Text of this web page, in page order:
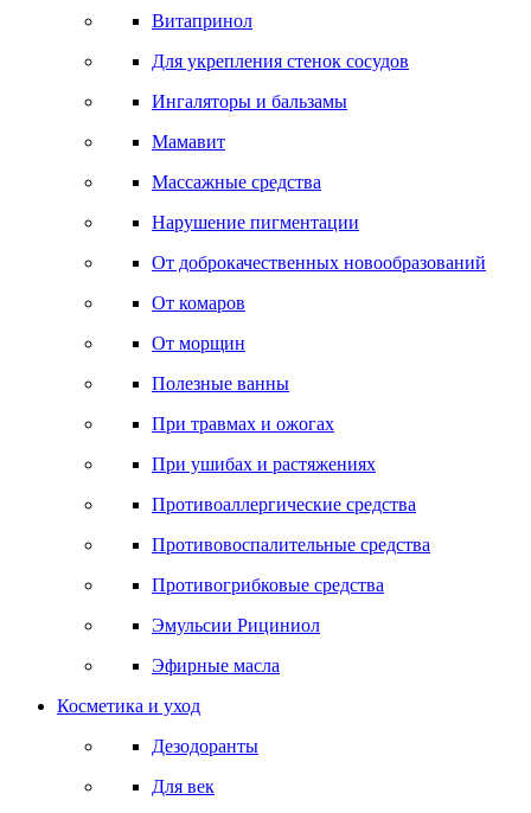
Витапринол
Для укрепления стенок сосудов
Ингаляторы и бальзамы
Мамавит
Массажные средства
Нарушение пигментации
От доброкачественных новообразований
От комаров
От морщин
Полезные ванны
При травмах и ожогах
При ушибах и растяжениях
Противоаллергические средства
Противовоспалительные средства
Противогрибковые средства
Эмульсии Рициниол
Эфирные масла
Косметика и уход
Дезодоранты
Для век